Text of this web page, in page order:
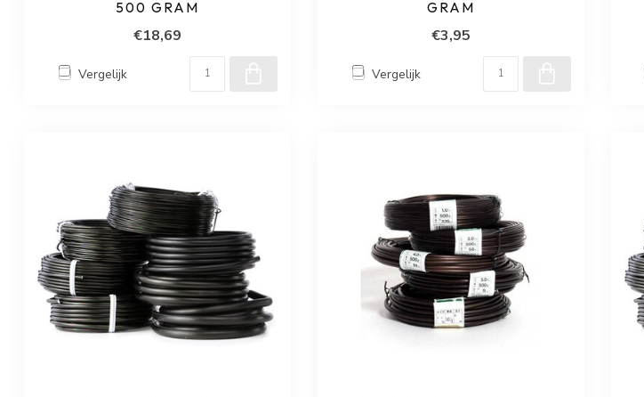
500 GRAM
€18,69
Vergelijk
GRAM
€3,95
Vergelijk